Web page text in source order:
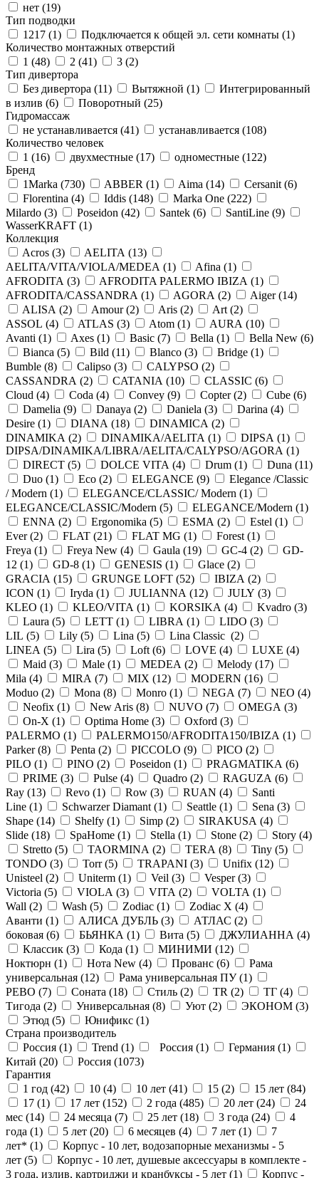
нет (19)
Тип подводки
1217 (1) Подключается к общей эл. сети комнаты (1)
Количество монтажных отверстий
1 (48) 2 (41) 3 (2)
Тип дивертора
Без дивертора (11) Вытяжной (1)
Интегрированный
в излив (6) Поворотный (25)
Гидромассаж
не устанавливается (41) устанавливается (108)
Количество человек
1 (16) двухместные (17) одноместные (122)
Бренд
1Marka (730) ABBER (1) Aima (14) Cersanit (6)
Florentina (4) Iddis (148) Marka One (222)
Milardo (3) Poseidon (42) Santek (6) SantiLine (9)
WasserKRAFT (1)
Коллекция
Acros (3) AELITA (13)
AELITA/VITA/VIOLA/MEDEA (1) Afina (1)
AFRODITA (3) AFRODITA PALERMO IBIZA (1)
AFRODITA/CASSANDRA (1) AGORA (2) Aiger (14)
ALISA (2) Amour (2) Aris (2) Art (2)
ASSOL (4) ATLAS (3) Atom (1) AURA (10)
Avanti (1) Axes (1) Basic (7) Bella (1) Bella New (6)
Bianca (5) Bild (11) Blanco (3) Bridge (1)
Bumble (8) Calipso (3) CALYPSO (2)
CASSANDRA (2) CATANIA (10) CLASSIC (6)
Cloud (4) Coda (4) Convey (9) Copter (2) Cube (6)
Damelia (9) Danaya (2) Daniela (3) Darina (4)
Desire (1) DIANA (18) DINAMICA (2)
DINAMIKA (2) DINAMIKA/AELITA (1) DIPSA (1)
DIPSA/DINAMIKA/LIBRA/AELITA/CALYPSO/AGORA (1)
DIRECT (5) DOLCE VITA (4) Drum (1) Duna (11)
Duo (1) Eco (2) ELEGANCE (9)
Elegance /Classic
/ Modern (1) ELEGANCE/CLASSIC/ Modern (1)
ELEGANCE/CLASSIC/Modern (5) ELEGANCE/Modern (1)
ENNA (2) Ergonomika (5) ESMA (2) Estel (1)
Ever (2) FLAT (21) FLAT MG (1) Forest (1)
Freya (1) Freya New (4) Gaula (19) GC-4 (2)
GD-
12 (1) GD-8 (1) GENESIS (1) Glace (2)
GRACIA (15) GRUNGE LOFT (52) IBIZA (2)
ICON (1) Iryda (1) JULIANNA (12) JULY (3)
KLEO (1) KLEO/VITA (1) KORSIKA (4) Kvadro (3)
Laura (5) LETT (1) LIBRA (1) LIDO (3)
LIL (5) Lily (5) Lina (5) Lina Classic (2)
LINEA (5) Lira (5) Loft (6) LOVE (4) LUXE (4)
Maid (3) Male (1) MEDEA (2) Melody (17)
Mila (4) MIRA (7) MIX (12) MODERN (16)
Moduo (2) Mona (8) Monro (1) NEGA (7) NEO (4)
Neofix (1) New Aris (8) NUVO (7) OMEGA (3)
On-X (1) Optima Home (3) Oxford (3)
PALERMO (1) PALERMO150/AFRODITA150/IBIZA (1)
Parker (8) Penta (2) PICCOLO (9) PICO (2)
PILO (1) PINO (2) Poseidon (1) PRAGMATIKA (6)
PRIME (3) Pulse (4) Quadro (2) RAGUZA (6)
Ray (13) Revo (1) Row (3) RUAN (4)
Santi
Line (1) Schwarzer Diamant (1) Seattle (1) Sena (3)
Shape (14) Shelfy (1) Simp (2) SIRAKUSA (4)
Slide (18) SpaHome (1) Stella (1) Stone (2) Story (4)
Stretto (5) TAORMINA (2) TERA (8) Tiny (5)
TONDO (3) Torr (5) TRAPANI (3) Unifix (12)
Unisteel (2) Uniterm (1) Veil (3) Vesper (3)
Victoria (5) VIOLA (3) VITA (2) VOLTA (1)
Wall (2) Wash (5) Zodiac (1) Zodiac X (4)
Аванти (1) АЛИСА ДУБЛЬ (3) АТЛАС (2)
боковая (6) БЬЯНКА (1) Вита (5) ДЖУЛИАННА (4)
Классик (3) Кода (1) МИНИМИ (12)
Ноктюрн (1) Нота New (4) Прованс (6)
Рама
универсальная (12) Рама универсальная ПУ (1)
РЕВО (7) Соната (18) Стиль (2) ТR (2) ТГ (4)
Тигода (2) Универсальная (8) Уют (2) ЭКОНОМ (3)
Этюд (5) Юнификс (1)
Страна производитель
Россия (1) Trend (1) Россия (1) Германия (1)
Китай (20) Россия (1073)
Гарантия
1 год (42) 10 (4) 10 лет (41) 15 (2) 15 лет (84)
17 (1) 17 лет (152) 2 года (485) 20 лет (24)
24
мес (14) 24 месяца (7) 25 лет (18) 3 года (24)
4
года (1) 5 лет (20) 6 месяцев (4) 7 лет (1)
7
лет* (1)
Корпус - 10 лет, водозапорные механизмы - 5
лет (5)
Корпус - 10 лет, душевые аксессуары в комплекте -
3 года, излив, картриджи и кранбуксы - 5 лет (1) Корпус -